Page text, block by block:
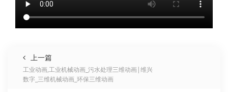
上一篇
工业动画,工业机械动画_污水处理三维动画|维兴
数字_三维机械动画_环保三维动画